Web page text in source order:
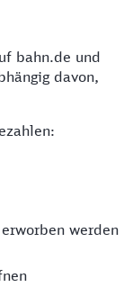
bahn.de und
davon,
werden